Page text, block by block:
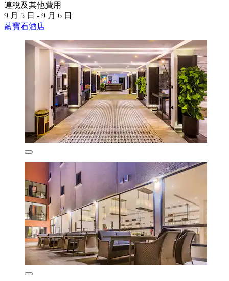
連稅及其他費用
9 月 5 日 - 9 月 6 日
藍寶石酒店